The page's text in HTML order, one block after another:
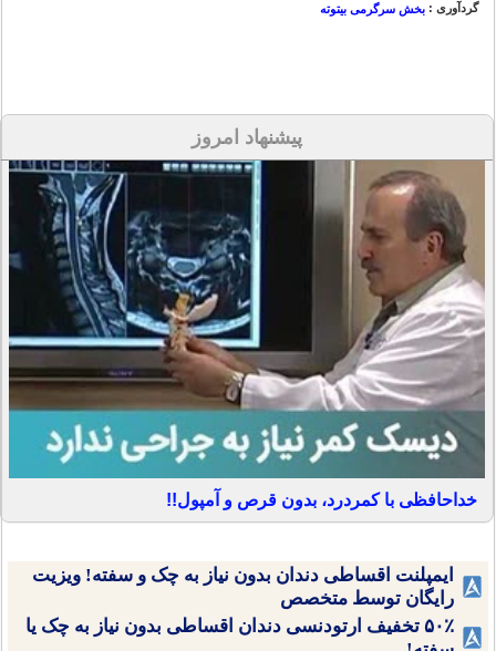
گردآوری : بخش سرگرمی بیتوته
پیشنهاد امروز
خداحافظی با کمردرد، بدون قرص و آمپول!!
ایمپلنت اقساطی دندان بدون نیاز به چک و سفته! ویزیت
رایگان توسط متخصص
۵۰٪ تخفیف ارتودنسی دندان اقساطی بدون نیاز به چک یا